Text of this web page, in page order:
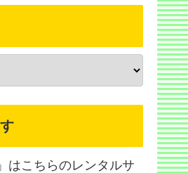
はこちらのレンタルサ